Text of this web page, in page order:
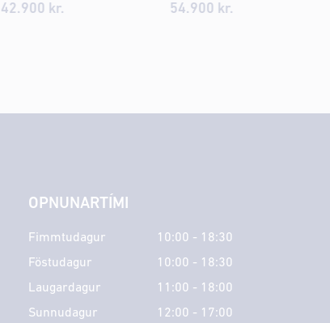
42.900 kr. 54.900 kr.
OPNUNARTÍMI
Fimmtudagur
10:00 - 18:30
Föstudagur
10:00 - 18:30
Laugardagur
11:00 - 18:00
Sunnudagur
12:00 - 17:00